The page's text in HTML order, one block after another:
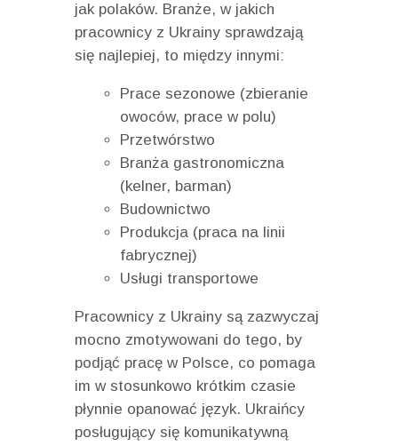
jak polaków. Branże, w jakich
pracownicy z Ukrainy sprawdzają
się najlepiej, to między innymi:
Prace sezonowe (zbieranie
owoców, prace w polu)
Przetwórstwo
Branża gastronomiczna
(kelner, barman)
Budownictwo
Produkcja (praca na linii
fabrycznej)
Usługi transportowe
Pracownicy z Ukrainy są zazwyczaj
mocno zmotywowani do tego, by
podjąć pracę w Polsce, co pomaga
im w stosunkowo krótkim czasie
płynnie opanować język. Ukraińcy
posługujący się komunikatywną